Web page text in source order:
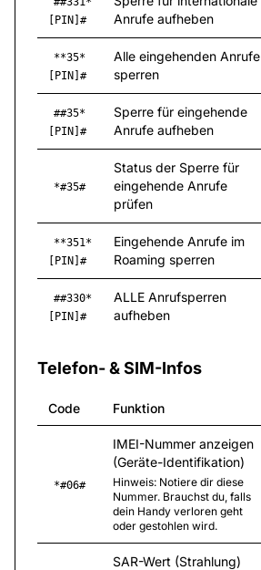
[PIN]#
Anrufe aufheben
**35*
[PIN]#
Alle eingehenden Anrufe
sperren
##35*
[PIN]#
Sperre für eingehende
Anrufe aufheben
*#35#
Status der Sperre für
eingehende Anrufe
prüfen
**351*
[PIN]#
Eingehende Anrufe im
Roaming sperren
##330*
[PIN]#
ALLE Anrufsperren
aufheben
Telefon- & SIM-Infos
Code Funktion
*#06#
IMEI-Nummer anzeigen
(Geräte-Identifikation)
Hinweis: Notiere dir diese
Nummer. Brauchst du, falls
dein Handy verloren geht
oder gestohlen wird.
SAR-Wert (Strahlung)